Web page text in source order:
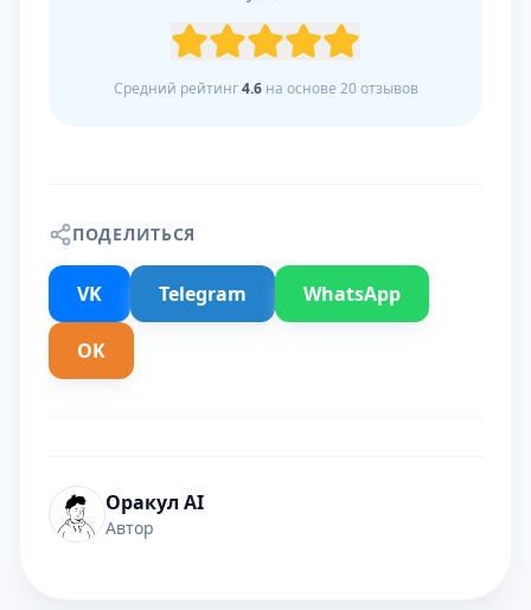
Средний рейтинг4.6на основе 20отзывов
ПОДЕЛИТЬСЯ
VK Telegram WhatsApp
OK
Оракул AI
Автор